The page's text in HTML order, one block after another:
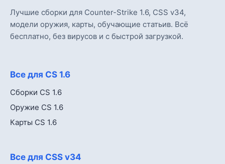
Лучшие сборки для Counter-Strike 1.6, CSS v34,
модели оружия, карты, обучающие статьив. Всё
бесплатно, без вирусов и с быстрой загрузкой.
Все для CS 1.6
Сборки CS 1.6
Оружие CS 1.6
Карты CS 1.6
Все для CSS v34